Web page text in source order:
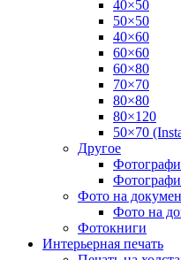
40×50
50×50
40×60
60×60
60×80
70×70
80×80
80×120
50×70
Другое
Фото на
Фото на
Фотокниги
Интерьерная печать